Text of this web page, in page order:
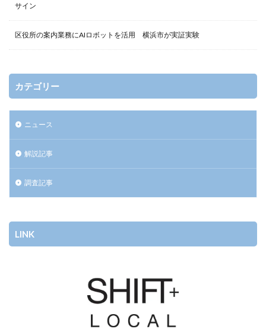
サイン
区役所の案内業務にAIロボットを活用 横浜市が実証実験
カテゴリー
ニュース
解説記事
調査記事
LINK